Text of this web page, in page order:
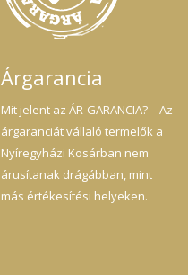
Árgarancia
Mit jelent az ÁR-GARANCIA? – Az
árgaranciát vállaló termelők a
Nyíregyházi Kosárban nem
árusítanak drágábban, mint
más értékesítési helyeken.